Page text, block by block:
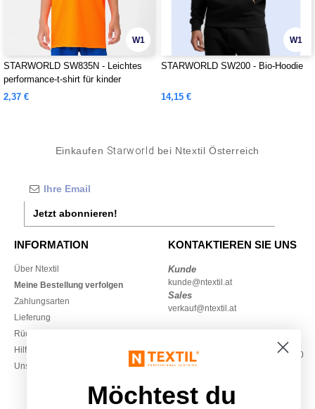
W1
STARWORLD SW835N - Leichtes
performance-t-shirt für kinder
2,37 €
W1
STARWORLD SW200 - Bio-Hoodie
14,15 €
Einkaufen Starworld bei Ntextil Österreich
Jetzt abonnieren!
INFORMATION
Über Ntextil
Meine Bestellung verfolgen
Zahlungsarten
Lieferung
Rückerstattungen / Rückgaben
Hilfe & FAQs
Unsere Engagements
KONTAKTIEREN SIE UNS
Kunde
kunde@ntextil.at
Sales
verkauf@ntextil.at
Montag – Donnerstag: 10:00–13:00
& 14:00–17:30
Freitag: 10:00–14:00
Möchtest du